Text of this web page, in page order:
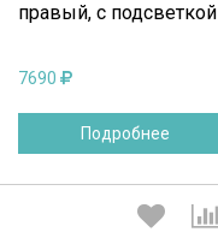
правый, с подсветкой
7690
Подробнее
Отмена